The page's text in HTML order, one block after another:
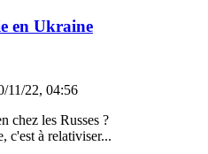
en Ukraine
11/22, 04:56
chez les Russes ?
c'est à relativiser...